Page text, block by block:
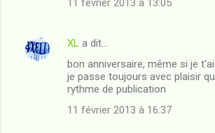
XL a dit…
bon anniversaire, même si je
je passe toujours avec plaisir
rythme de publication
11 février 2013 à 16:37